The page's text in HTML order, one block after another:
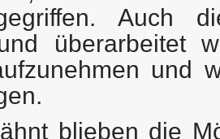
Auch
überarbeitet
und
blieben die